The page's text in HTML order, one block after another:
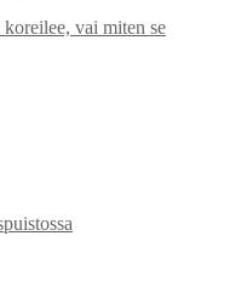
vai miten se